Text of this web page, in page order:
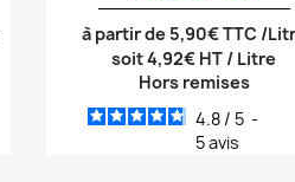
à partir de 5,90€ TTC /
soit 4,92€ HT / Litre
Hors remises
4.8 / 5 -
5avis